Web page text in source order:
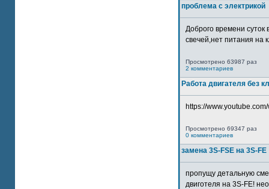
проблема с электрикой
Доброго времени суток
свечей,нет питания на
Просмотрено 63987 раз
2 комментариев
Работа двигателя без
https://
Просмотрено 69347 раз
0 комментариев
замена 3S-FSE на 3S-FE
пропущу детальную
двиготеля на 3S-FE!